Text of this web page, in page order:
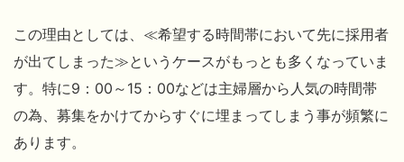
この理由としては、≪希望する時間帯において先に採用者
が出てしまった≫というケースがもっとも多くなっていま
す。特に9：00～15：00などは主婦層から人気の時間帯
の為、募集をかけてからすぐに埋まってしまう事が頻繁に
あります。